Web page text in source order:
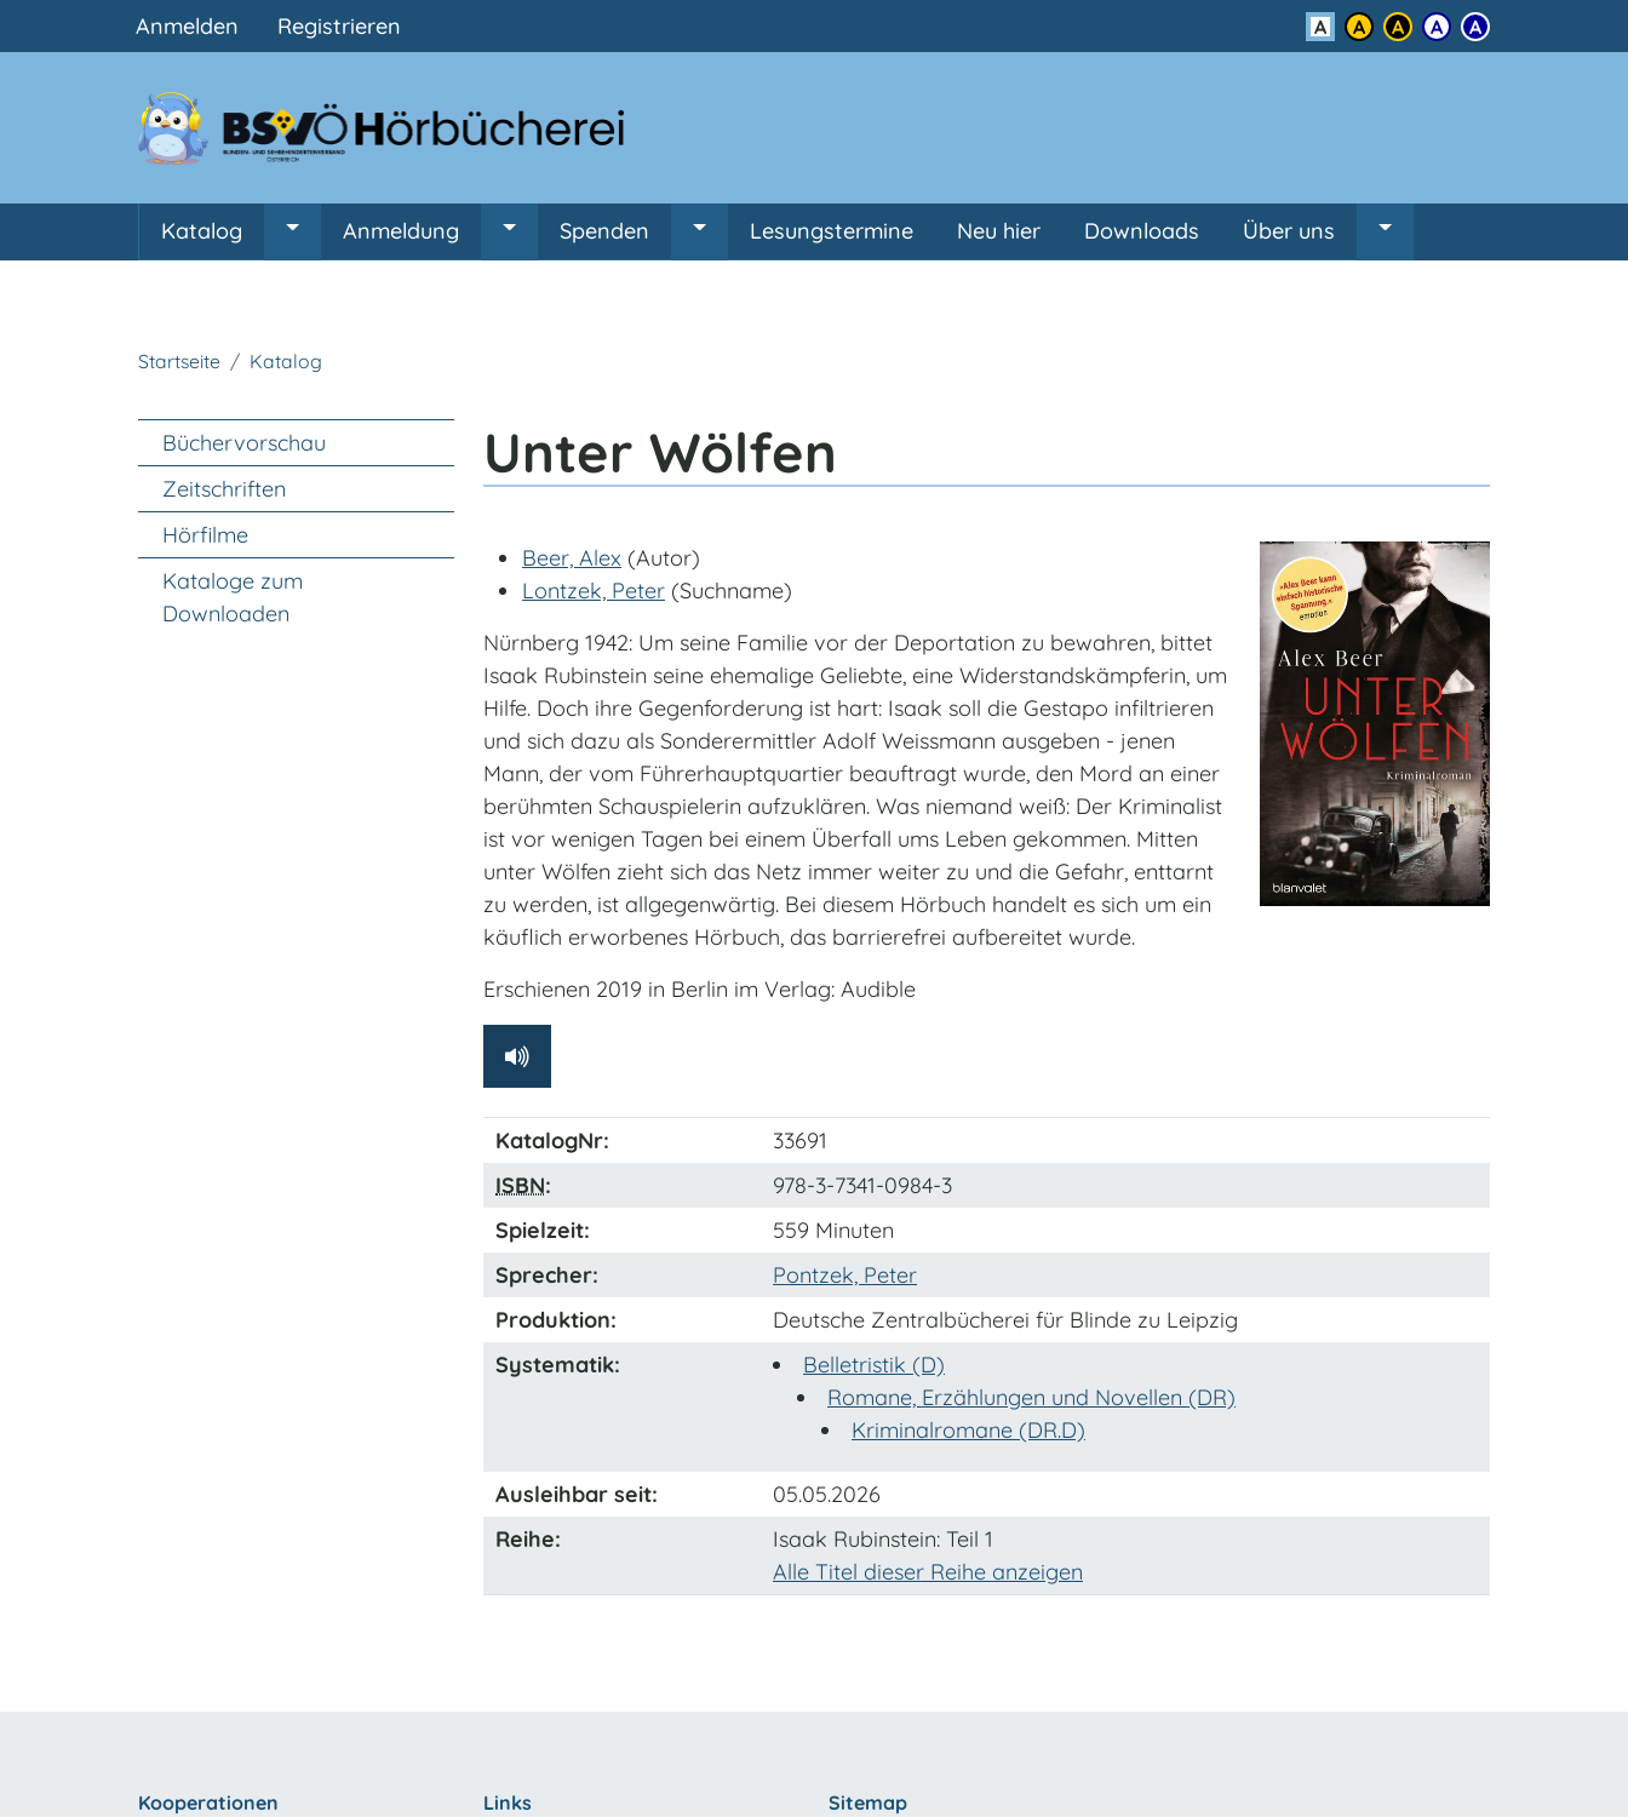
Benutzermenü
Anmelden Registrieren Kontrast
Hauptnavigation
Katalog Untermenü von Katalog
Anmeldung Untermenü von Anmeldung
Spenden Untermenü von Spenden
Lesungstermine Neu hier Downloads Über uns
Startseite Katalog
Unter Wölfen
Beer, Alex (Autor)
Lontzek, Peter (Suchname)
Nürnberg 1942: Um seine Familie vor der Deportation zu bewahren, bittet
Isaak Rubinstein seine ehemalige Geliebte, eine Widerstandskämpferin, um
Hilfe. Doch ihre Gegenforderung ist hart: Isaak soll die Gestapo infiltrieren
und sich dazu als Sonderermittler Adolf Weissmann ausgeben - jenen
Mann, der vom Führerhauptquartier beauftragt wurde, den Mord an einer
berühmten Schauspielerin aufzuklären. Was niemand weiß: Der Kriminalist
ist vor wenigen Tagen bei einem Überfall ums Leben gekommen. Mitten
unter Wölfen zieht sich das Netz immer weiter zu und die Gefahr, enttarnt
zu werden, ist allgegenwärtig. Bei diesem Hörbuch handelt es sich um ein
käuflich erworbenes Hörbuch, das barrierefrei aufbereitet wurde.
Erschienen 2019 in Berlin im Verlag: Audible
KatalogNr:
33691
ISBN:
978-3-7341-0984-3
Spielzeit:
559 Minuten
Sprecher:
Pontzek, Peter
Produktion:
Deutsche Zentralbücherei für Blinde zu Leipzig
Systematik:
Belletristik (D)
Romane, Erzählungen und Novellen (DR)
Kriminalromane (DR.D)
Ausleihbar seit:
05.05.2026
Reihe:
Isaak Rubinstein: Teil 1
Alle Titel dieser Reihe anzeigen
Unter Navigation
Büchervorschau
Zeitschriften
Hörfilme
Kataloge zum
Downloaden
Kooperationen
Links
Sitemap